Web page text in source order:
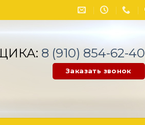
8 (910) 854-62-40
Заказать звонок